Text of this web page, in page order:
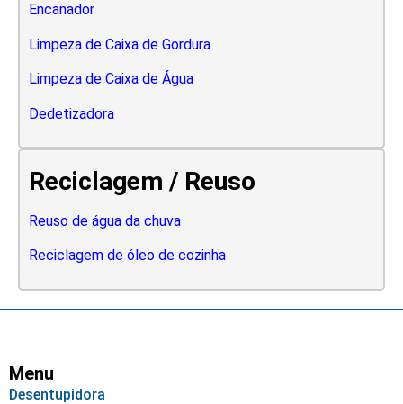
Encanador
Limpeza de Caixa de Gordura
Limpeza de Caixa de Água
Dedetizadora
Reciclagem / Reuso
Reuso de água da chuva
Reciclagem de óleo de cozinha
Menu
Desentupidora